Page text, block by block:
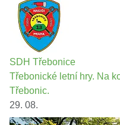
SDH Třebonice
Třebonické letní hry. Na
Třebonic.
29. 08.